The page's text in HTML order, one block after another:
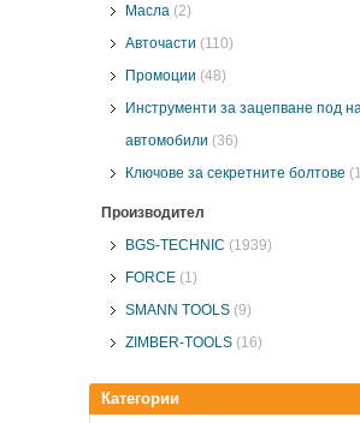
Масла (2)
Авточасти (110)
Промоции (48)
Инструменти за зацепване под
автомобили (36)
Ключове за секретните болтове
Производител
BGS-TECHNIC (1939)
FORCE(1)
SMANN TOOLS(9)
ZIMBER-TOOLS(16)
Категории